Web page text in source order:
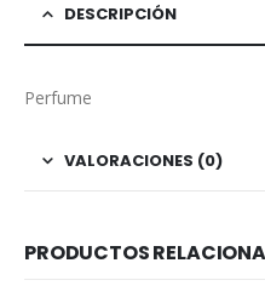
DESCRIPCIÓN
Perfume
VALORACIONES (0)
PRODUCTOS